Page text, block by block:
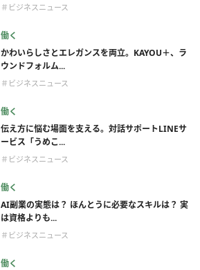
＃ビジネスニュース
働く
かわいらしさとエレガンスを両立。KAYOU＋、ラ
ウンドフォルム...
＃ビジネスニュース
働く
伝え方に悩む場面を支える。対話サポートLINEサ
ービス「うめこ...
＃ビジネスニュース
働く
AI副業の実態は？ ほんとうに必要なスキルは？ 実
は資格よりも...
＃ビジネスニュース
働く